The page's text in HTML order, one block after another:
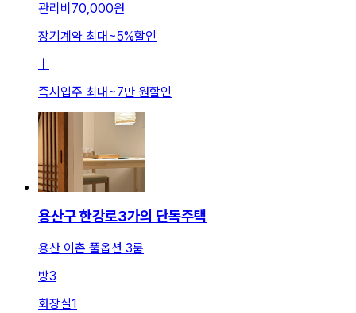
관리비 70,000원
장기계약 최대~5%할인
ㅣ
즉시입주 최대~7만 원할인
용산구 한강로3가의 단독주택
용산 이촌 풀옵션 3룸
방3
화장실1